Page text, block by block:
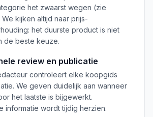
het zwaarst wegen (zie
kijken altijd naar prijs-
het duurste product is niet
de beste keuze.
review en publicatie
controleert elke koopgids
We geven duidelijk aan wanneer
het laatste is bijgewerkt.
informatie wordt tijdig herzien.